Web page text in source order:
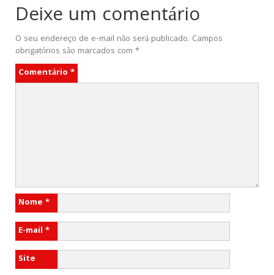
Deixe um comentário
O seu endereço de e-mail não será publicado. Campos
obrigatórios são marcados com *
Comentário *
Nome *
E-mail *
Site